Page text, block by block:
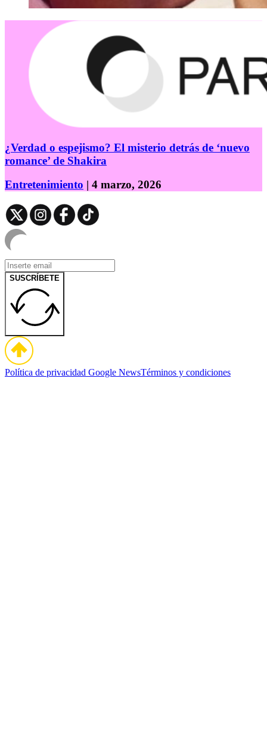
¿Verdad o espejismo? El misterio detrás de ‘nuevo
romance’ de Shakira
Entretenimiento | 4 marzo, 2026
SUSCRÍBETE
Política de privacidad Google NewsTérminos y condiciones